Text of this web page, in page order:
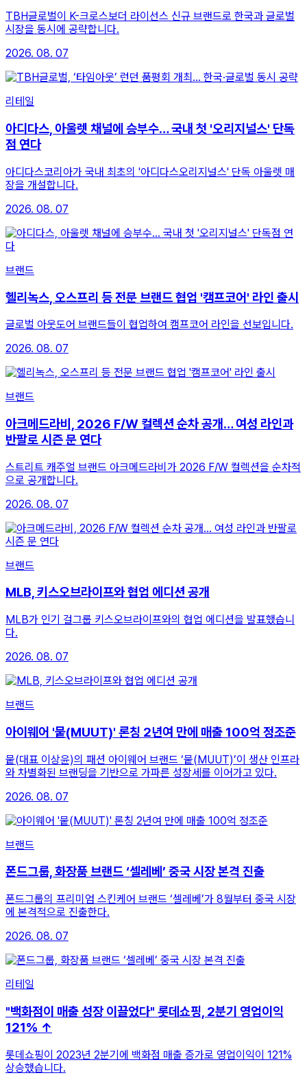
TBH글로벌이 K-크로스보더 라이선스 신규 브랜드로 한국과 글로벌
시장을 동시에 공략합니다.
2026. 08. 07
리테일
아디다스, 아울렛 채널에 승부수… 국내 첫 '오리지널스' 단독
점 연다
아디다스코리아가 국내 최초의 '아디다스오리지널스' 단독 아울렛 매
장을 개설합니다.
2026. 08. 07
브랜드
헬리녹스, 오스프리 등 전문 브랜드 협업 '캠프코어' 라인 출시
글로벌 아웃도어 브랜드들이 협업하여 캠프코어 라인을 선보입니다.
2026. 08. 07
브랜드
아크메드라비, 2026 F/W 컬렉션 순차 공개… 여성 라인과
반팔로 시즌 문 연다
스트리트 캐주얼 브랜드 아크메드라비가 2026 F/W 컬렉션을 순차적
으로 공개합니다.
2026. 08. 07
브랜드
MLB, 키스오브라이프와 협업 에디션 공개
MLB가 인기 걸그룹 키스오브라이프와의 협업 에디션을 발표했습니
다.
2026. 08. 07
브랜드
아이웨어 '뭍(MUUT)' 론칭 2년여 만에 매출 100억 정조준
뭍(대표 이상윤)의 패션 아이웨어 브랜드 ‘뭍(MUUT)’이 생산 인프라
와 차별화된 브랜딩을 기반으로 가파른 성장세를 이어가고 있다.
2026. 08. 07
브랜드
폰드그룹, 화장품 브랜드 ‘셀레베’ 중국 시장 본격 진출
폰드그룹의 프리미엄 스킨케어 브랜드 ‘셀레베’가 8월부터 중국 시장
에 본격적으로 진출한다.
2026. 08. 07
리테일
"백화점이 매출 성장 이끌었다" 롯데쇼핑, 2분기 영업이익
121% ↑
롯데쇼핑이 2023년 2분기에 백화점 매출 증가로 영업이익이 121%
상승했습니다.